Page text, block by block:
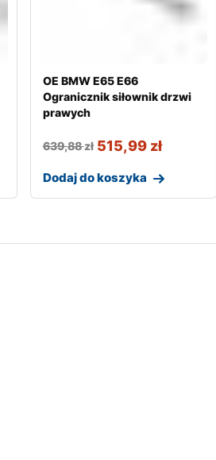
OE BMW E65 E66
Ogranicznik siłownik drzwi
prawych
639,88zł 515,99 zł
Dodaj do koszyka